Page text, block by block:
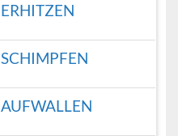
ERHITZEN
SCHIMPFEN
AUFWALLEN